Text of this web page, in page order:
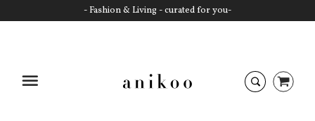
- Fashion & Living - curated for you-